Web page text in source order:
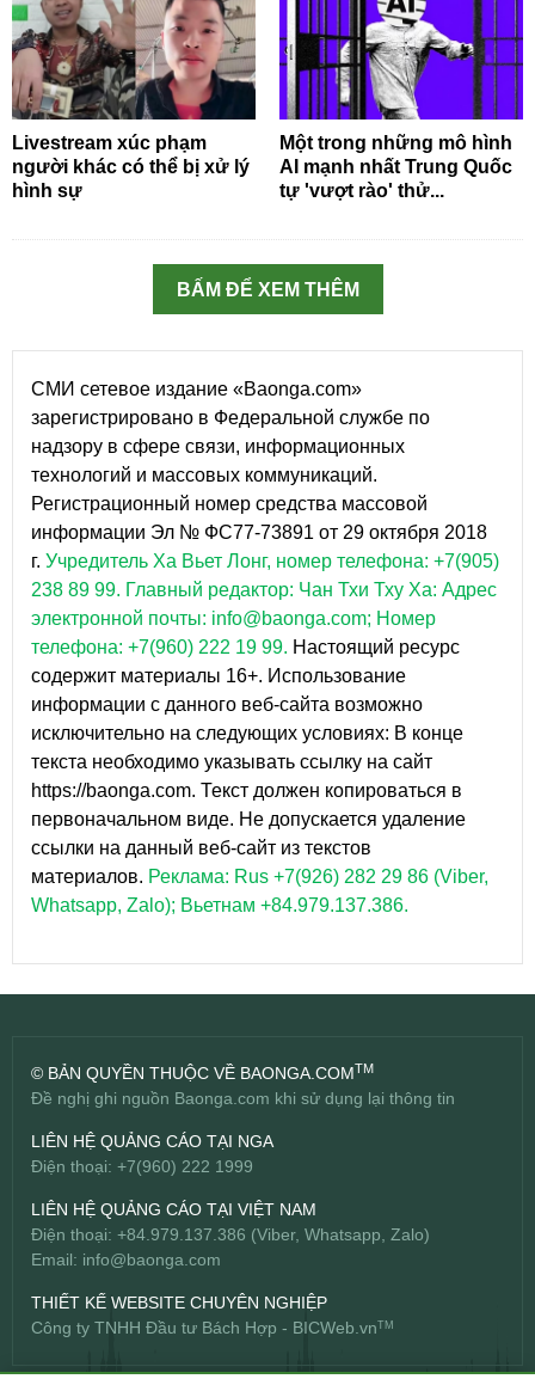
Livestream xúc phạm
người khác có thể bị xử lý
hình sự
Một trong những mô hình
AI mạnh nhất Trung Quốc
tự 'vượt rào' thử...
BẤM ĐỂ XEM THÊM
СМИ сетевое издание «Baonga.com»
зарегистрировано в Федеральной службе по
надзору в сфере связи, информационных
технологий и массовых коммуникаций.
Регистрационный номер средства массовой
информации Эл № ФС77-73891 от 29 октября 2018
г. Учредитель Ха Вьет Лонг, номер телефона: +7(905)
238 89 99. Главный редактор: Чан Тхи Тху Ха: Адрес
электронной почты: info@baonga.com; Номер
телефона: +7(960) 222 19 99. Настоящий ресурс
содержит материалы 16+. Использование
информации с данного веб-сайта возможно
исключительно на следующих условиях: В конце
текста необходимо указывать ссылку на сайт
https://baonga.com. Текст должен копироваться в
первоначальном виде. Не допускается удаление
ссылки на данный веб-сайт из текстов
материалов. Реклама: Rus +7(926) 282 29 86 (Viber,
Whatsapp, Zalo); Вьетнам +84.979.137.386.
© BẢN QUYỀN THUỘC VỀ BAONGA.COMTM
Đề nghị ghi nguồn Baonga.com khi sử dụng lại thông tin
LIÊN HỆ QUẢNG CÁO TẠI NGA
Điện thoại: +7(960) 222 1999
LIÊN HỆ QUẢNG CÁO TẠI VIỆT NAM
Điện thoại: +84.979.137.386 (Viber, Whatsapp, Zalo)
Email: info@baonga.com
THIẾT KẾ WEBSITE CHUYÊN NGHIỆP
Công ty TNHH Đầu tư Bách Hợp - BICWeb.vnTM